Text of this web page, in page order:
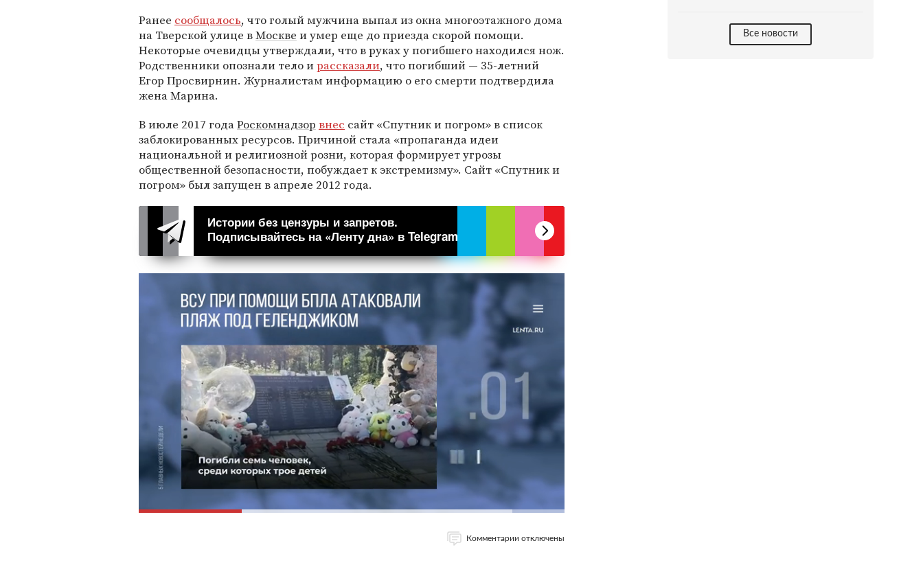
Ранее сообщалось, что голый мужчина выпал из окна многоэтажного дома
на Тверской улице вМоскве и умер еще до приезда скорой помощи.
Некоторые очевидцы утверждали, что в руках у погибшего находился нож.
Родственники опознали тело ирассказали, что погибший — 35-летний
Егор Просвирнин. Журналистам информацию о его смерти подтвердила
жена Марина.
В июле 2017 годаРоскомнадзор внес сайт «Спутник и погром» в список
заблокированных ресурсов. Причиной стала «пропаганда идеи
национальной и религиозной розни, которая формирует угрозы
общественной безопасности, побуждает к экстремизму». Сайт «Спутник и
погром» был запущен в апреле 2012 года.
Истории без цензуры и запретов.
Подписывайтесь на «Ленту дна» в Telegram
Комментарии отключены
Все новости